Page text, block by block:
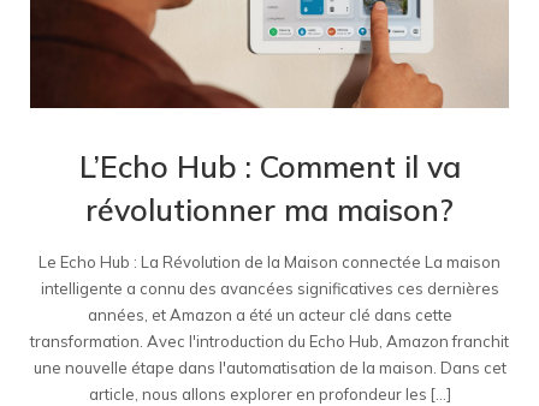
L’Echo Hub : Comment il va
révolutionner ma maison?
Le Echo Hub : La Révolution de la Maison connectée La maison
intelligente a connu des avancées significatives ces dernières
années, et Amazon a été un acteur clé dans cette
transformation. Avec l'introduction du Echo Hub, Amazon franchit
une nouvelle étape dans l'automatisation de la maison. Dans cet
article, nous allons explorer en profondeur les [...]